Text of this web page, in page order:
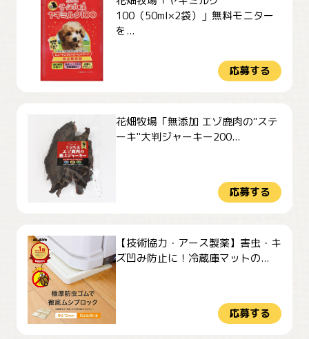
100（50ml×2袋）」無料モニター
を...
応募する
花畑牧場「無添加 エゾ鹿肉の"ステ
ーキ"大判ジャーキー200...
応募する
【技術協力・アース製薬】害虫・キ
ズ凹み防止に！冷蔵庫マットの...
応募する